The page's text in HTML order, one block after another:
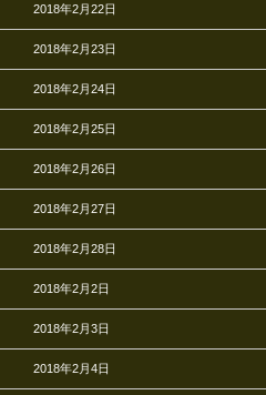
2018年2月22日
2018年2月23日
2018年2月24日
2018年2月25日
2018年2月26日
2018年2月27日
2018年2月28日
2018年2月2日
2018年2月3日
2018年2月4日